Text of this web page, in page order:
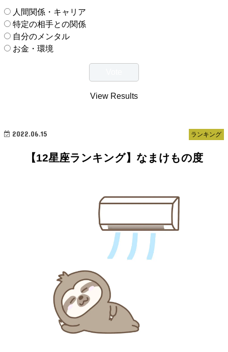
人間関係・キャリア
特定の相手との関係
自分のメンタル
お金・環境
View Results
ランキング
2022.06.15
【12星座ランキング】なまけもの度